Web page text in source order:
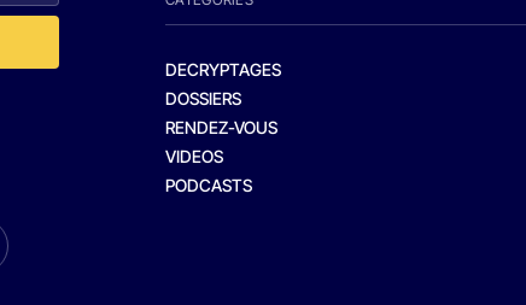
DECRYPTAGES
DOSSIERS
RENDEZ-VOUS
VIDEOS
PODCASTS